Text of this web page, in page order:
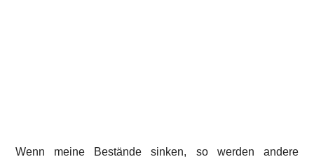
Wenn meine Bestände sinken, so werden andere